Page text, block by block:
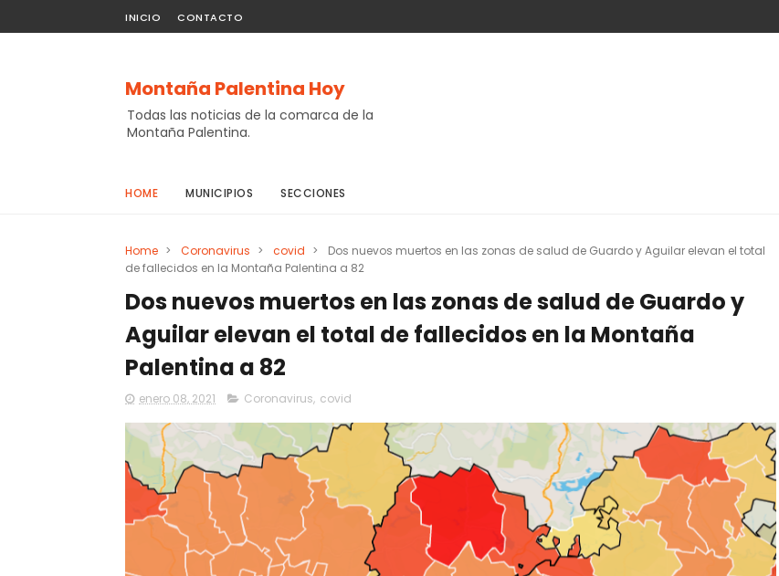
INICIO CONTACTO
Montaña Palentina Hoy
Todas las noticias de la comarca de la
Montaña Palentina.
HOME MUNICIPIOS SECCIONES
Home > Coronavirus > covid >
Dos nuevos muertos en las zonas de salud de Guardo y Aguilar elevan el total
de fallecidos en la Montaña Palentina a 82
Dos nuevos muertos en las zonas de salud de Guardo y
Aguilar elevan el total de fallecidos en la Montaña
Palentina a 82
enero 08, 2021 Coronavirus, covid